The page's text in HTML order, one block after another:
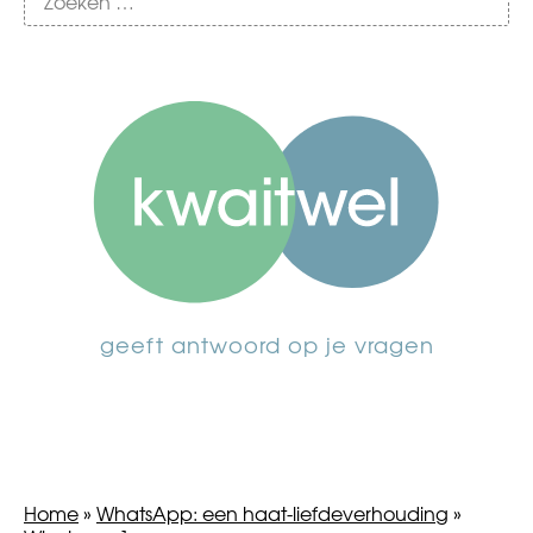
geeft antwoord op je vragen
Home» WhatsApp: een haat-liefdeverhouding »